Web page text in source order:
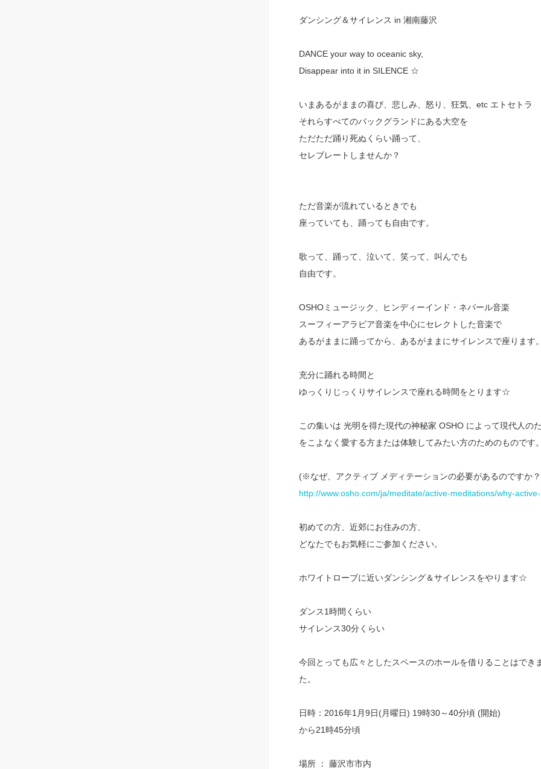
ダンシング＆サイレンス in 湘南藤沢
DANCE your way to oceanic sky,
Disappear into it in SILENCE ☆
いまあるがままの喜び、悲しみ、怒り、狂気、etc エトセトラ
それらすべてのバックグランドにある大空を
ただただ踊り死ぬくらい踊って、
セレブレートしませんか？
ただ音楽が流れているときでも
座っていても、踊っても自由です。
歌って、踊って、泣いて、笑って、叫んでも
自由です。
OSHOミュージック、ヒンディーインド・ネパール音楽
スーフィーアラビア音楽を中心にセレクトした音楽で
あるがままに踊ってから、あるがままにサイレンスで座り ます
充分に踊れる時間と
ゆっくりじっくりサイレンスで座れる時間をとります☆
この集いは 光明を得た現代の神秘家 OSHO によって現代人の
をこよなく愛する方または体験してみたい方のためのものです
(※なぜ、アクティブ メディテーションの必要があるのですか
http://www.osho.com/ja/meditate/active-meditations/why-
初めての方、近郊にお住みの方、
どなたでもお気軽にご参加ください。
ホワイトローブに近いダンシング＆サイレンスをやります☆
ダンス1時間くらい
サイレンス30分くらい
今回とっても広々としたスペースのホールを借りることはでき
た。
日時：2016年1月9日(月曜日) 19時30～40分頃 (開始)
から21時45分頃
場所 ： 藤沢市市内